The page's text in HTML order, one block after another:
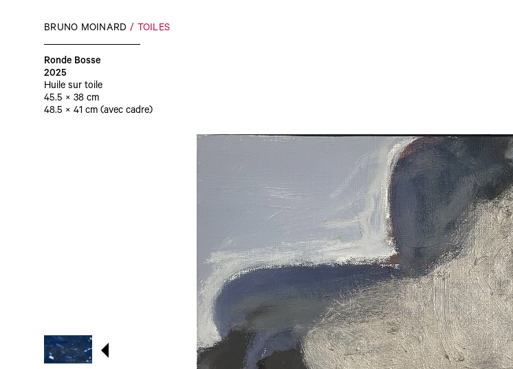
BRUNO MOINARD TOILES
Ronde Bosse
2025
Huile sur toile
45.5 × 38 cm
48.5 × 41 cm (avec cadre)